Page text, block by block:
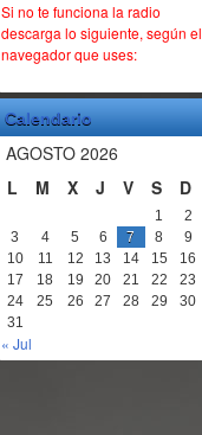
Si no te funciona la radio
descarga lo siguiente, según el
navegador que uses:
Calendario
AGOSTO 2026
L
M X J V S D
1
2
3
4 5 6 7 8
9
10
11 12 13 14 15
16
17
18 19 20 21 22
23
24
25 26 27 28 29
30
31
« Jul